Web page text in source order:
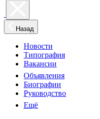
Назад
Новости
Типография
Вакансии
Объявления
Биографии
Руководство
Ещё